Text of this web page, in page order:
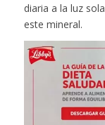
diaria a la luz
este mineral.